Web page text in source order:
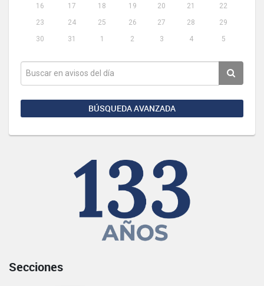
16
17 18 19 20 21
22
23
24 25 26 27 28
29
30
31 1 2 3 4 5
BÚSQUEDA AVANZADA
Secciones